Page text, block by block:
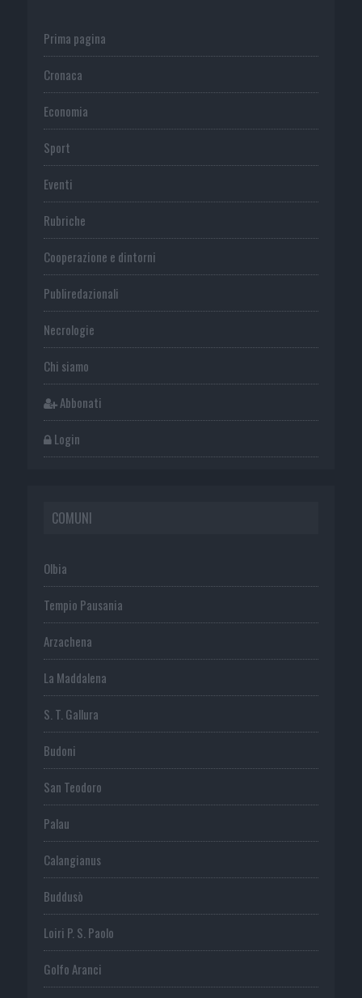
Prima pagina
Cronaca
Economia
Sport
Eventi
Rubriche
Cooperazione e dintorni
Publiredazionali
Necrologie
Chi siamo
Abbonati
Login
COMUNI
Olbia
Tempio Pausania
Arzachena
La Maddalena
S. T. Gallura
Budoni
San Teodoro
Palau
Calangianus
Buddusò
Loiri P. S. Paolo
Golfo Aranci